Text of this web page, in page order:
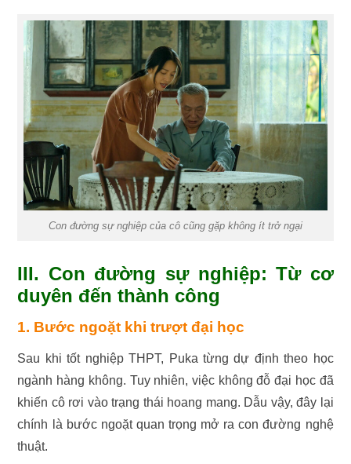
Con đường sự nghiệp của cô cũng gặp không ít trở ngại
III. Con đường sự nghiệp: Từ cơ
duyên đến thành công
1. Bước ngoặt khi trượt đại học
Sau khi tốt nghiệp THPT, Puka từng dự định theo học
ngành hàng không. Tuy nhiên, việc không đỗ đại học đã
khiến cô rơi vào trạng thái hoang mang. Dẫu vậy, đây lại
chính là bước ngoặt quan trọng mở ra con đường nghệ
thuật.